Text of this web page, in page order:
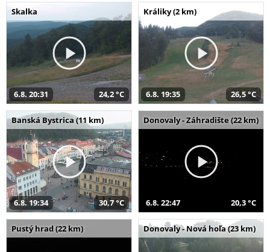
Skalka
6.8. 20:31 24,2 °C
Králiky (2 km)
6.8. 19:35 26,5 °C
Banská Bystrica (11 km)
6.8. 19:34 30,7 °C
Donovaly - Záhradište (22 km)
6.8. 22:47 20,3 °C
Pustý hrad (22 km) Donovaly - Nová hoľa (23 km)